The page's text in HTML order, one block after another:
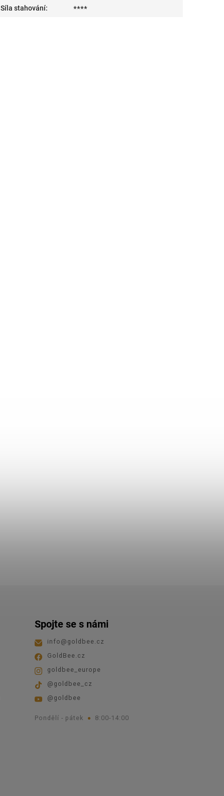
Síla stahování: ****
Spojte se s námi
info @ goldbee.cz
GoldBee.cz
goldbee_europe
@goldbee_cz
@goldbee
Pondělí - pátek 8:00-14:00